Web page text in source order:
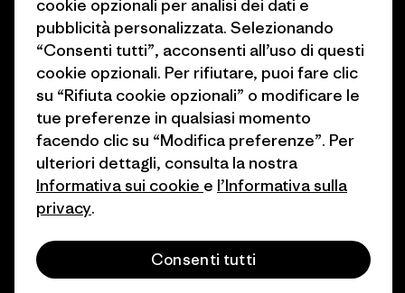
Come finanziamo
Buoni regalo
Trova un negozio
Programma di affiliazione
Patagonia Italia Mappa del sito
© 2026 Patagonia, Inc. All Rights Reserved.
italiano
cookie opzionali per analisi dei dati e
pubblicità personalizzata. Selezionando
“Consenti tutti”, acconsenti all’uso di questi
cookie opzionali. Per rifiutare, puoi fare clic
su “Rifiuta cookie opzionali” o modificare le
tue preferenze in qualsiasi momento
facendo clic su “Modifica preferenze”. Per
ulteriori dettagli, consulta la nostra
Informativa sui cookie e l’Informativa sulla
privacy.
Consenti tutti